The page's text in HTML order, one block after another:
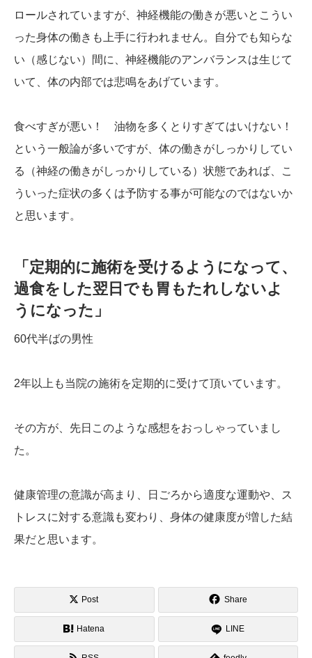
ロールされていますが、神経機能の働きが悪いとこうい
った身体の働きも上手に行われません。自分でも知らな
い（感じない）間に、神経機能のアンバランスは生じて
いて、体の内部では悲鳴をあげています。
食べすぎが悪い！ 油物を多くとりすぎてはいけない！
という一般論が多いですが、体の働きがしっかりしてい
る（神経の働きがしっかりしている）状態であれば、こ
ういった症状の多くは予防する事が可能なのではないか
と思います。
「定期的に施術を受けるようになって、
過食をした翌日でも胃もたれしないよ
うになった」
60代半ばの男性
2年以上も当院の施術を定期的に受けて頂いています。
その方が、先日このような感想をおっしゃっていまし
た。
健康管理の意識が高まり、日ごろから適度な運動や、ス
トレスに対する意識も変わり、身体の健康度が増した結
果だと思います。
Post Share
Hatena LINE